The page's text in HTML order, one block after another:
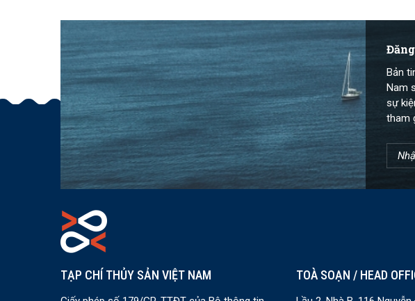
Bản
Nam
sự
tham
TẠP CHÍ THỦY SẢN VIỆT NAM TOÀ SOẠN / HEAD